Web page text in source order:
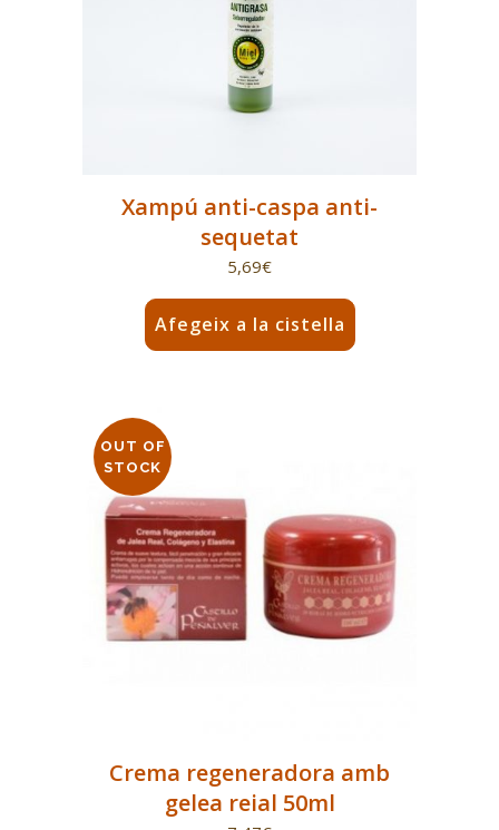
Xampú anti-caspa anti-
sequetat
5,69€
Afegeix a la cistella
Crema regeneradora amb
gelea reial 50ml
OUT OF
STOCK